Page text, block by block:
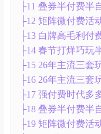
├11 叠券半付费半
├12 矩阵微付费活
├13 白牌高毛利付
├14 春节打烊巧玩
├15 26年主流三套
├16 26年主流三套
├17 强付费时代多
├18 叠券半付费半
├19 矩阵微付费活